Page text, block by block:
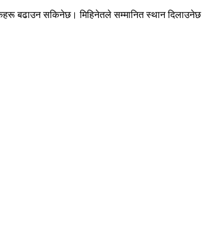
बढाउन सकिनेछ। मिहिनेतले सम्मानित स्थान